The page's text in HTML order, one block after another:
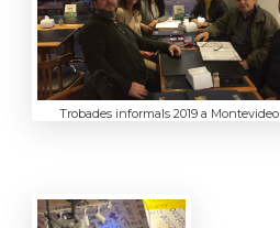
Trobades informals 2019 a Montevideo